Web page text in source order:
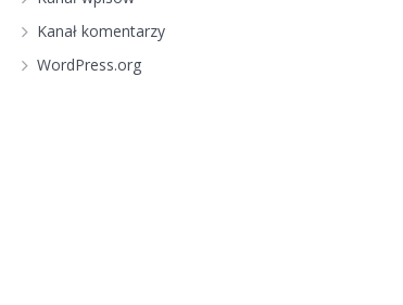
Kanał komentarzy
WordPress.org